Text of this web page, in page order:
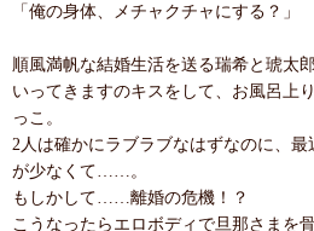
「俺の身体、メチャクチャにする？」
順風満帆な結婚生活を送る瑞希と琥太郎
いってきますのキスをして、お風呂上
っこ。
2人は確かにラブラブなはずなのに、
が少なくて……。
もしかして……離婚の危機！？
こうなったらエロボディで旦那さまを